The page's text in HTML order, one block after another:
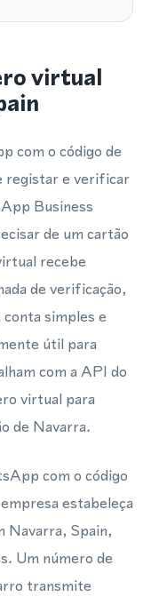
virtual
com o código de
registar e verificar
Business
de um cartão
recebe
de verificação,
simples e
útil para
com a API do
virtual para
de Navarra.
com o código
estabeleça
Navarra, Spain,
Um número de
transmite